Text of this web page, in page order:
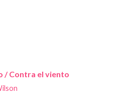
/ Contra el viento